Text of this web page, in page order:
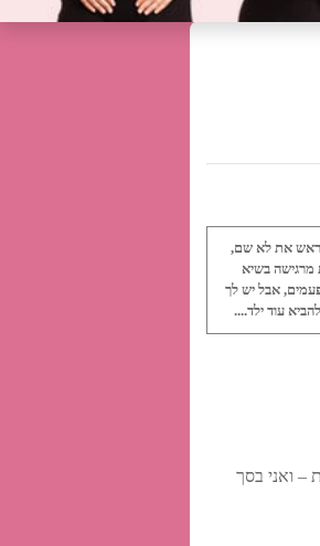
את לא שם,
מרגישה בשיא
אבל יש לך
עוד ילד....
– ואני בסך